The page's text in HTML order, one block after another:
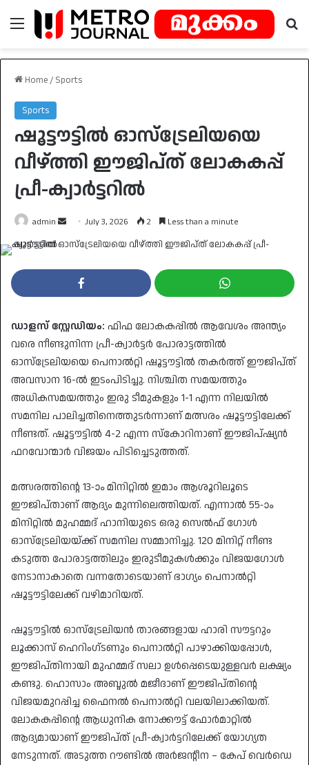
Menu
Home / Sports
Sports
ഷൂട്ടൗട്ടിൽ ഓസ്ട്രേലിയയെ
വീഴ്ത്തി ഈജിപ്ത് ലോകകപ്പ്
പ്രീ-ക്വാർട്ടറിൽ
admin
Send July 3, 2026 2 Less than a minute
ഡാളസ് സ്റ്റേഡിയം: ഫിഫ ലോകകപ്പിൽ ആവേശം അന്ത്യം
വരെ നീണ്ടുനിന്ന പ്രീ-ക്വാർട്ടർ പോരാട്ടത്തിൽ
ഓസ്ട്രേലിയയെ പെനാൽറ്റി ഷൂട്ടൗട്ടിൽ തകർത്ത് ഈജിപ്ത്
അവസാന 16-ൽ ഇടംപിടിച്ചു. നിശ്ചിത സമയത്തും
അധികസമയത്തും ഇരു ടീമുകളും 1-1 എന്ന നിലയിൽ
സമനില പാലിച്ചതിനെത്തുടർന്നാണ് മത്സരം ഷൂട്ടൗട്ടിലേക്ക്
നീണ്ടത്. ഷൂട്ടൗട്ടിൽ 4-2 എന്ന സ്കോറിനാണ് ഈജിപ്ഷ്യൻ
ഫറവോന്മാർ വിജയം പിടിച്ചെടുത്തത്.
​മത്സരത്തിന്റെ 13-ാം മിനിറ്റിൽ ഇമാം ആശൂറിലൂടെ
ഈജിപ്താണ് ആദ്യം മുന്നിലെത്തിയത്. എന്നാൽ 55-ാം
മിനിറ്റിൽ മുഹമ്മദ് ഹാനിയുടെ ഒരു സെൽഫ് ഗോൾ
ഓസ്ട്രേലിയയ്ക്ക് സമനില സമ്മാനിച്ചു. 120 മിനിറ്റ് നീണ്ട
കടുത്ത പോരാട്ടത്തിലും ഇരുടീമുകൾക്കും വിജയഗോൾ
നേടാനാകാതെ വന്നതോടെയാണ് ഭാഗ്യം പെനാൽറ്റി
ഷൂട്ടൗട്ടിലേക്ക് വഴിമാറിയത്.
​ഷൂട്ടൗട്ടിൽ ഓസ്ട്രേലിയൻ താരങ്ങളായ ഹാരി സൗട്ടറും
ലൂക്കാസ് ഹെറിംഗ്ടണും പെനാൽറ്റി പാഴാക്കിയപ്പോൾ,
ഈജിപ്തിനായി മുഹമ്മദ് സലാ ഉൾപ്പെടെയുള്ളവർ ലക്ഷ്യം
കണ്ടു. ഹൊസാം അബ്ദുൽ മജീദാണ് ഈജിപ്തിന്റെ
വിജയമുറപ്പിച്ച ഫൈനൽ പെനാൽറ്റി വലയിലാക്കിയത്.
ലോകകപ്പിന്റെ ആധുനിക നോക്കൗട്ട് ഫോർമാറ്റിൽ
ആദ്യമായാണ് ഈജിപ്ത് പ്രീ-ക്വാർട്ടറിലേക്ക് യോഗ്യത
നേടുന്നത്. അടുത്ത റൗണ്ടിൽ അർജന്റീന – കേപ് വെർഡെ